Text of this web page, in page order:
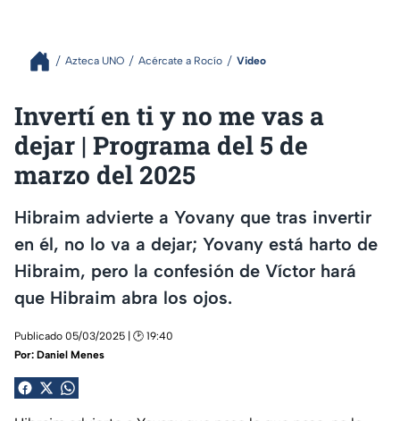
Azteca UNO Acércate a Rocío Video
Invertí en ti y no me vas a
dejar | Programa del 5 de
marzo del 2025
Hibraim advierte a Yovany que tras invertir
en él, no lo va a dejar; Yovany está harto de
Hibraim, pero la confesión de Víctor hará
que Hibraim abra los ojos.
Publicado 05/03/2025 | 🕑 19:40
Por: Daniel Menes